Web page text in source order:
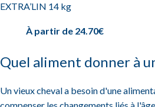
EXTRA’LIN 14 kg
À partir de 24.70€
Quel aliment donner à
Un vieux cheval a besoin d'une